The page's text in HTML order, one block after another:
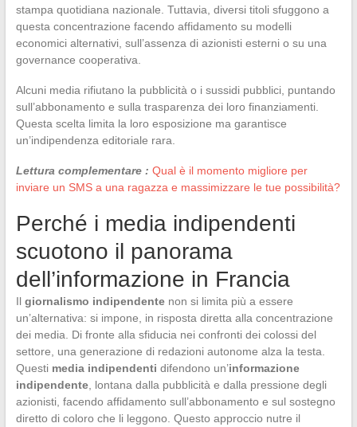
stampa quotidiana nazionale. Tuttavia, diversi titoli sfuggono a
questa concentrazione facendo affidamento su modelli
economici alternativi, sull’assenza di azionisti esterni o su una
governance cooperativa.
Alcuni media rifiutano la pubblicità o i sussidi pubblici, puntando
sull’abbonamento e sulla trasparenza dei loro finanziamenti.
Questa scelta limita la loro esposizione ma garantisce
un’indipendenza editoriale rara.
Lettura complementare : Qual è il momento migliore per
inviare un SMS a una ragazza e massimizzare le tue possibilità?
Perché i media indipendenti
scuotono il panorama
dell’informazione in Francia
Il giornalismo indipendentenon si limita più a essere
un’alternativa: si impone, in risposta diretta alla concentrazione
dei media. Di fronte alla sfiducia nei confronti dei colossi del
settore, una generazione di redazioni autonome alza la testa.
Questi media indipendenti difendono un’informazione
indipendente, lontana dalla pubblicità e dalla pressione degli
azionisti, facendo affidamento sull’abbonamento e sul sostegno
diretto di coloro che li leggono. Questo approccio nutre il